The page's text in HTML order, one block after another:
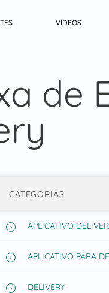
VÍDEOS
de
CATEGORIAS
APLICATIVO
APLICATIVO PARA
DELIVERY